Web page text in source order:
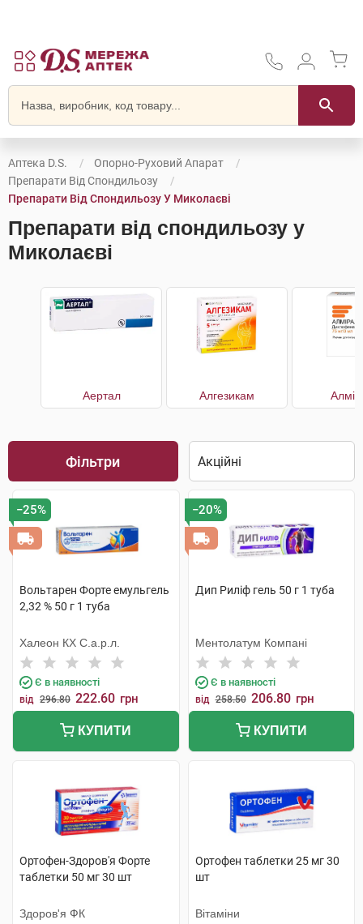
Аптека D.S.
Опорно-Руховий Апарат
Препарати Від Спондильозу
Препарати Від Спондильозу У Миколаєві
Препарати від спондильозу у
Миколаєві
Аертал Алгезикам
Фільтри
−25%
Вольтарен Форте емульгель
2,32 % 50 г 1 туба
Халеон КХ С.а.р.л.
Є в наявності
від 296.80 222.60 грн
КУПИТИ
−20%
Дип Риліф гель 50 г 1 туба
Ментолатум Компані
Є в наявності
від 258.50 206.80 грн
КУПИТИ
Ортофен-Здоров'я Форте
таблетки 50 мг 30 шт
Здоров'я ФК
Ортофен таблетки 25 мг 30
шт
Вітаміни